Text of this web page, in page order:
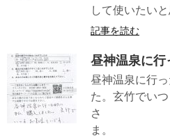
して使いた
記事を読む
昼神温泉に行
昼神温泉に行
た。玄竹でい
さ